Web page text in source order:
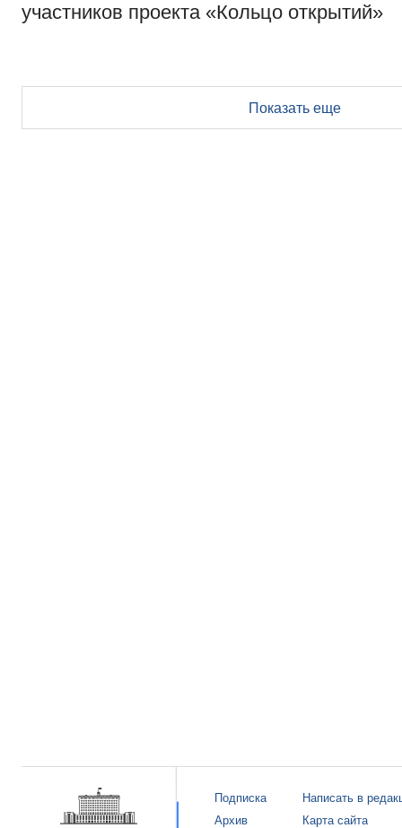
участников проекта «Кольцо открытий»
Показать еще
Подписка
Архив
Написать в
Карта сайта